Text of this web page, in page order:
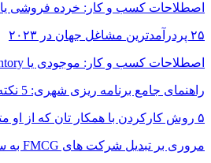
اصطلاحات کسب و کار: خرده فروشی یا Retail چیست؟
۲۵ پردرآمدترین مشاغل جهان در ۲۰۲۳
اصطلاحات کسب و کار: موجودی یا Inventory چیست؟
راهنمای جامع برنامه ریزی شهری: 5 نکته برای توسعه شهری
۵ روش کارکردن با همکار تان که از او متنفرید
مروری بر تبدیل شرکت های FMCG به سازمان یادگیرنده چابک